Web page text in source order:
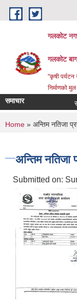
Skip to main content
गलकोट
गलकोट
"कृषी पर्यटन
निर्माणको
समाचार
You are
Home » अन्तिम नतिजा
अन्तिम नतिजा
Submitted on: